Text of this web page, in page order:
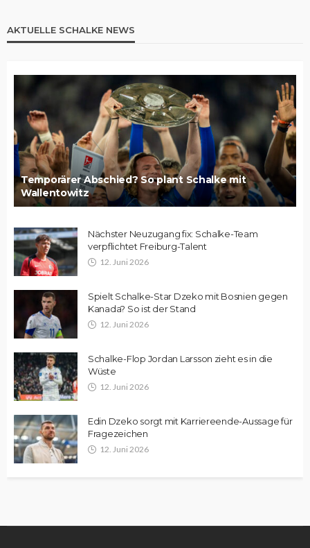
AKTUELLE SCHALKE NEWS
Temporärer Abschied? So plant Schalke mit
Wallentowitz
Nächster Neuzugang fix: Schalke-Team
verpflichtet Freiburg-Talent
12. Juni 2026
Spielt Schalke-Star Dzeko mit Bosnien gegen
Kanada? So ist der Stand
12. Juni 2026
Schalke-Flop Jordan Larsson zieht es in die
Wüste
12. Juni 2026
Edin Dzeko sorgt mit Karriereende-Aussage für
Fragezeichen
12. Juni 2026